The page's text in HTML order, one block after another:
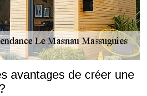
avantages de créer une